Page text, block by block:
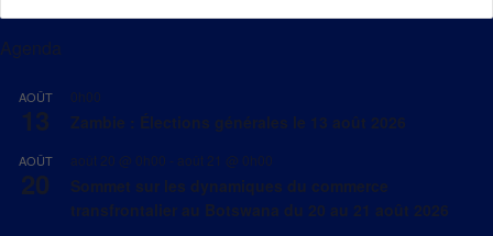
Agenda
AOÛT
13
0h00
Zambie : Élections générales le 13 août 2026
AOÛT
20
août 20 @ 0h00 - août 21 @ 0h00
Sommet sur les dynamiques du commerce
transfrontalier au Botswana du 20 au 21 août 2026